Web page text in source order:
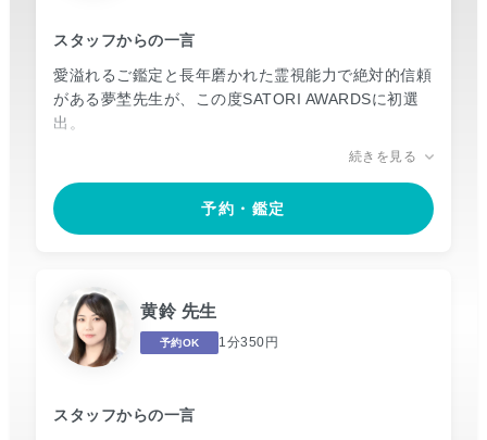
スタッフからの一言
愛溢れるご鑑定と長年磨かれた霊視能力で絶対的信頼
がある夢埜先生が、この度SATORI AWARDSに初選
出。
たもの。お客様からは「彼に同じことを言われた」
「視えすぎている」など驚きと感謝の口コミが多数。
迷子になったような不安な気持ちの時、行き詰りを感
じてしまった特におすすめしたい先生です。
お客様の「幸せへの道標」となるいくつかの選択肢を
験してみませんか。
続きを見る
予約・鑑定
黄鈴 先生
予約OK 1分350円
スタッフからの一言